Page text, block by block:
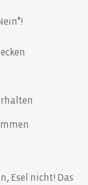
Esel nicht! Das